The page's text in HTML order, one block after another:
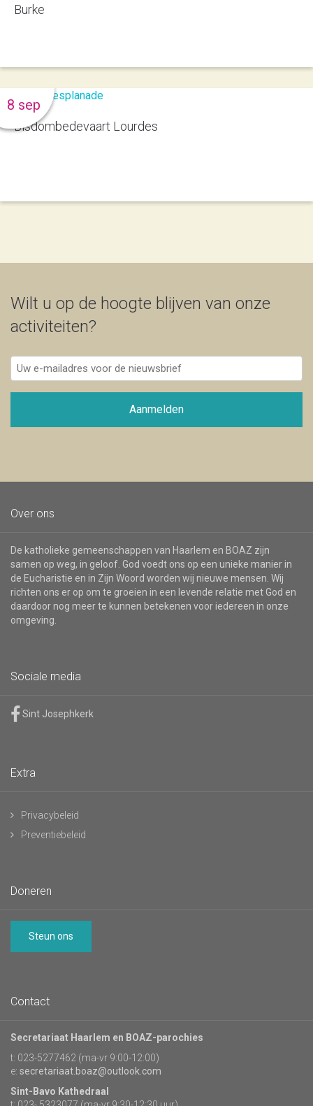
Burke
Bisdombedevaart Lourdes
8 sep
Wilt u op de hoogte blijven van onze
activiteiten?
Uw
e-
mailadres
de
Aanmelden
Over ons
De katholieke gemeenschappen van Haarlem en BOAZ zijn
samen op weg, in geloof. God voedt ons op een unieke manier in
de Eucharistie en in Zijn Woord worden wij nieuwe mensen. Wij
richten ons er op om te groeien in een levende relatie met God en
daardoor nog meer te kunnen betekenen voor iedereen in onze
omgeving.
Sociale media
Sint Josephkerk
Extra
Privacybeleid
Preventiebeleid
Doneren
Steun ons
Contact
Secretariaat Haarlem en BOAZ-parochies
t: 023-5277462 (ma-vr 9:00-12:00)
e: secretariaat.boaz@outlook.com
Sint-Bavo Kathedraal